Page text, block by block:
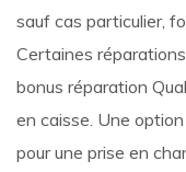
sauf cas particulier,
Certaines
bonus réparation
en caisse. Une
pour une prise en